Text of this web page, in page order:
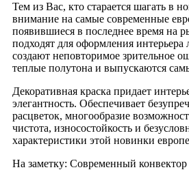
Тем из Вас, кто старается шагать в
внимание на самые современные
появившиеся в последнее время на
подходят для оформления
создают неповторимое зрительное
теплые полутона и выпускаются
Декоративная краска придает
элегантность. Обеспечивает
расцветок, многообразие
чистота, износостойкость и
характеристики этой новинки
На заметку: Современный